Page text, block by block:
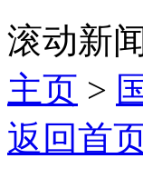
滚动新
主页 >
返回首